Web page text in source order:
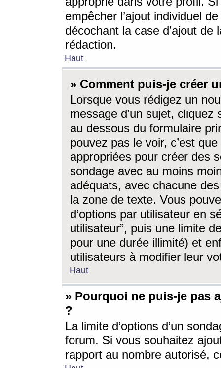
empêcher l’ajout individuel
décochant la case d’ajout
rédaction.
Haut
» Comment puis-je créer
Lorsque vous rédigez un
message d’un sujet, cliquez
au dessous du formulaire
pouvez pas le voir, c’est
appropriées pour créer des
sondage avec au moins
adéquats, avec chacune
la zone de texte. Vous
d’options par utilisateur en
utilisateur”, puis une limite
pour une durée illimité) et
utilisateurs à modifier leur
Haut
» Pourquoi ne puis-je pas
?
La limite d’options d’un
forum. Si vous souhaitez
rapport au nombre autorisé,